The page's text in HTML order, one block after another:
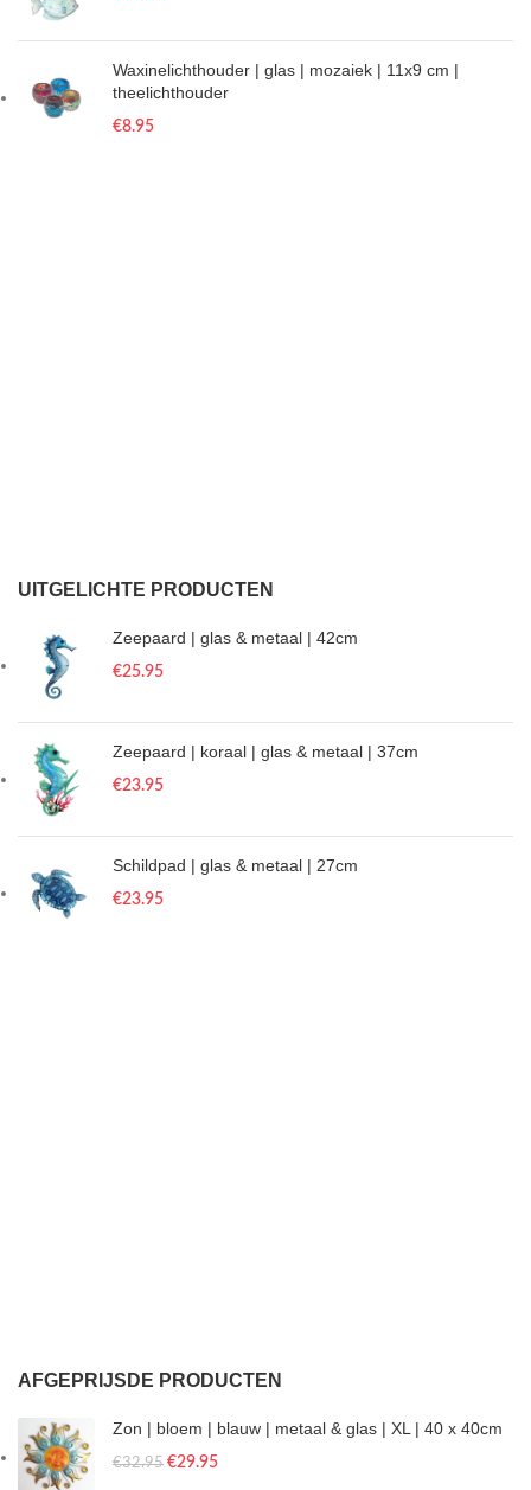
Waxinelichthouder | glas | mozaiek | 11x9 cm |
theelichthouder
€8.95
UITGELICHTE PRODUCTEN
Zeepaard | glas & metaal | 42cm
€25.95
Zeepaard | koraal | glas & metaal | 37cm
€23.95
Schildpad | glas & metaal | 27cm
€23.95
AFGEPRIJSDE PRODUCTEN
Zon | bloem | blauw | metaal & glas | XL | 40 x 40cm
€32.95 €29.95